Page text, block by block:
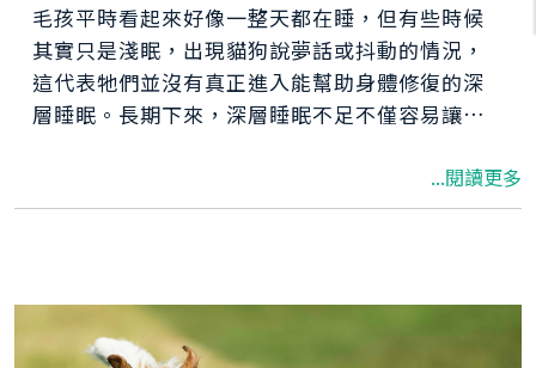
毛孩平時看起來好像一整天都在睡，但有些時候
其實只是淺眠，出現貓狗說夢話或抖動的情況，
這代表牠們並沒有真正進入能幫助身體修復的深
層睡眠。長期下來，深層睡眠不足不僅容易讓毛
...閱讀更多